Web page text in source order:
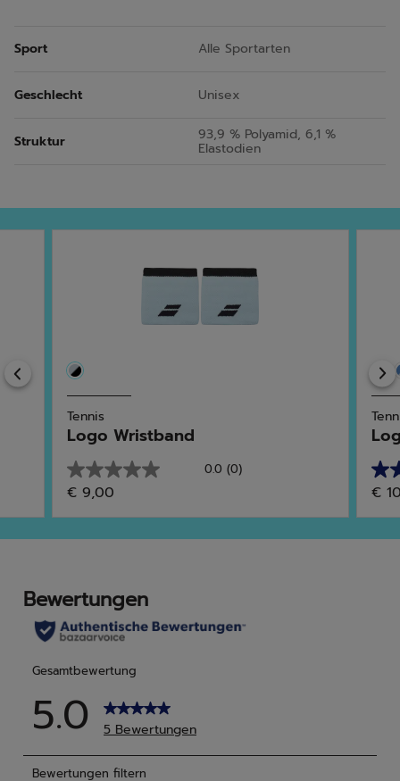
Sport Alle Sportarten
Geschlecht Unisex
Struktur 93,9 % Polyamid, 6,1 %
Elastodien
Previous
Tennis
Logo Wristband
0.0 (0)
0.0
von
5
Sternen.
€ 9,00
5.0
von
5
€